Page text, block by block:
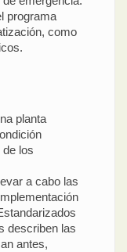
programa
como
planta
los
a cabo las
describen las
antes,